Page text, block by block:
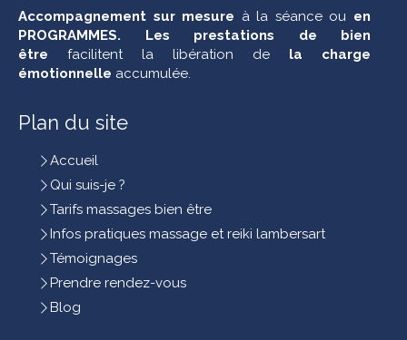
Accompagnement sur mesure à la séance ou en
PROGRAMMES. Les prestations de bien
être
facilitent la libération de la charge
émotionnelle accumulée.
Plan du site
Accueil
Qui suis-je ?
Tarifs massages bien être
Infos pratiques massage et reiki lambersart
Témoignages
Prendre rendez-vous
Blog